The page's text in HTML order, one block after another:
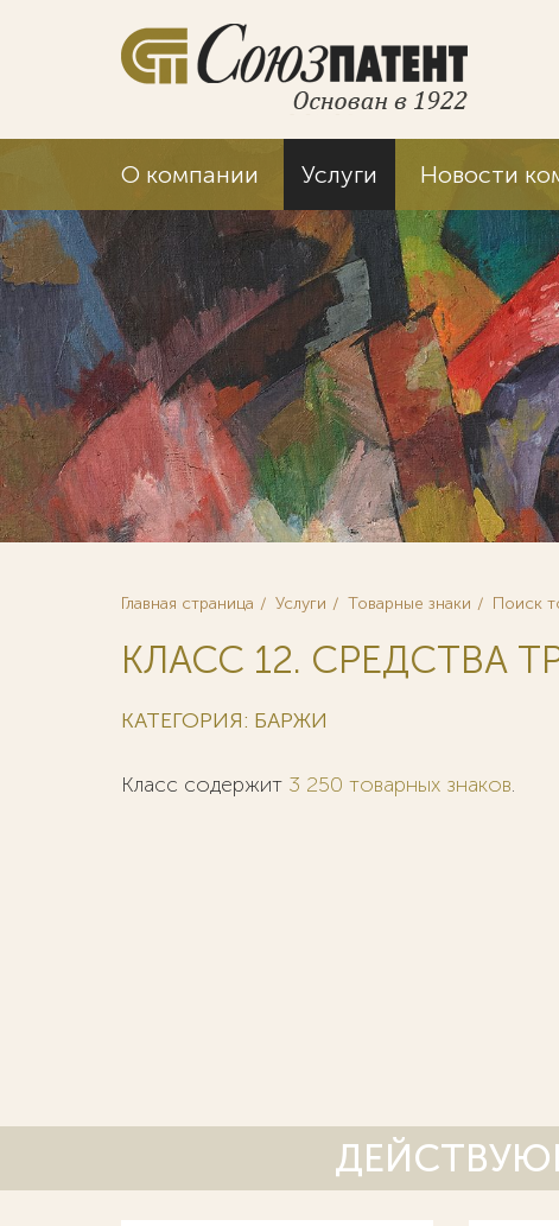
О компании Услуги Новости
Главная страница Услуги Товарные знаки Поиск
КЛАСС 12. СРЕДСТВА
КАТЕГОРИЯ: БАРЖИ
Класс содержит 3 250 товарных знаков.